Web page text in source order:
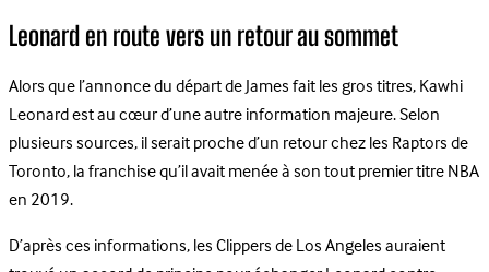
Leonard en route vers un retour au sommet
Alors que l’annonce du départ de James fait les gros titres, Kawhi
Leonard est au cœur d’une autre information majeure. Selon
plusieurs sources, il serait proche d’un retour chez les Raptors de
Toronto, la franchise qu’il avait menée à son tout premier titre NBA
en 2019.
D’après ces informations, les Clippers de Los Angeles auraient